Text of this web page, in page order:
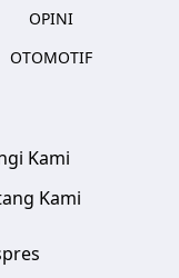
OPINI
OTOMOTIF
Kami
Kami